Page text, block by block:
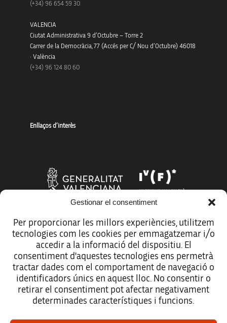
Gestionar el consentiment
Per proporcionar les millors experiències, utilitzem
tecnologies com les cookies per emmagatzemar i/o
accedir a la informació del dispositiu. El
consentiment d'aquestes tecnologies ens permetrà
tractar dades com el comportament de navegació o
identificadors únics en aquest lloc. No consentir o
retirar el consentiment pot afectar negativament
determinades característiques i funcions.
(+34) 96 654 59 30
VALENCIA
Ciutat Administrativa 9 d’Octubre – Torre 2
Carrer de la Democràcia, 77 (Accés per C/ Nou d’Octubre) 46018
· València
(+34) 96 124 80 60
Enllaços d’interès
Més organismes de suport a la innovació
Avís legal
Política de protecció de dades